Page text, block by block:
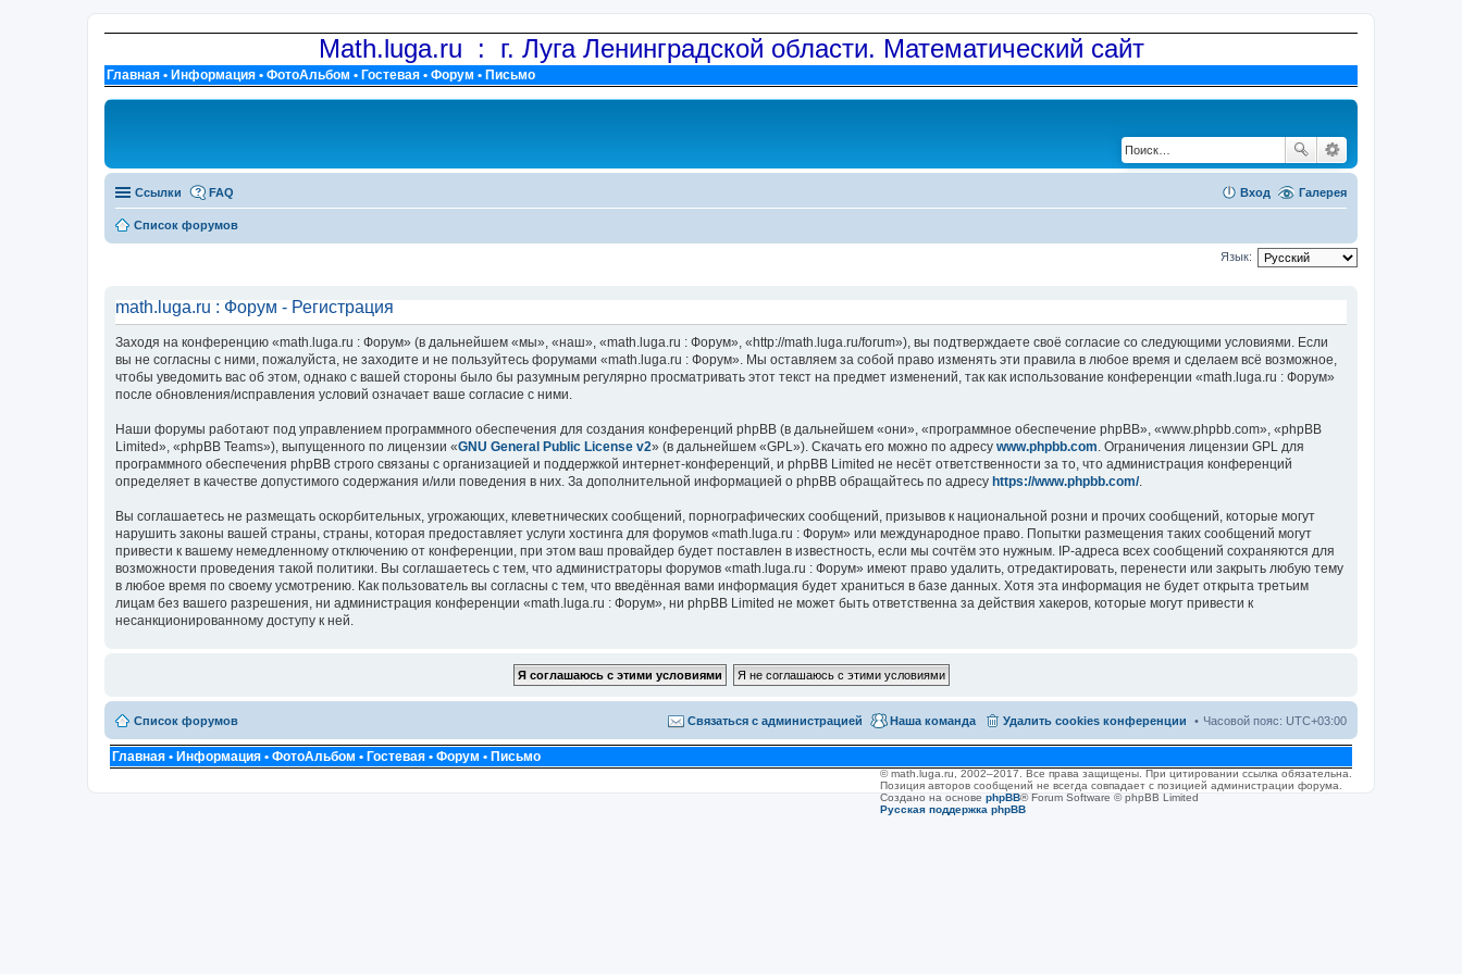
Math.luga.ru : г. Луга Ленинградской области. Математический сайт
Главная • Информация • ФотоАльбом • Гостевая • Форум • Письмо
Ссылки Галерея
FAQ Вход
Список форумов
Язык:
math.luga.ru : Форум - Регистрация
Заходя на конференцию «math.luga.ru : Форум» (в дальнейшем «мы», «наш», «math.luga.ru : Форум», «http://math.luga.ru/forum»), вы подтверждаете своё согласие со следующими условиями. Если
вы не согласны с ними, пожалуйста, не заходите и не пользуйтесь форумами «math.luga.ru : Форум». Мы оставляем за собой право изменять эти правила в любое время и сделаем всё возможное,
чтобы уведомить вас об этом, однако с вашей стороны было бы разумным регулярно просматривать этот текст на предмет изменений, так как использование конференции «math.luga.ru : Форум»
после обновления/исправления условий означает ваше согласие с ними.
Наши форумы работают под управлением программного обеспечения для создания конференций phpBB (в дальнейшем «они», «программное обеспечение phpBB», «www.phpbb.com», «phpBB
Limited», «phpBB Teams»), выпущенного по лицензии «GNU General Public License v2» (в дальнейшем «GPL»). Скачать его можно по адресу www.phpbb.com . Ограничения лицензии GPL для
программного обеспечения phpBB строго связаны с организацией и поддержкой интернет-конференций, и phpBB Limited не несёт ответственности за то, что администрация конференций
определяет в качестве допустимого содержания и/или поведения в них. За дополнительной информацией о phpBB обращайтесь по адресу https://www.phpbb.com/.
Вы соглашаетесь не размещать оскорбительных, угрожающих, клеветнических сообщений, порнографических сообщений, призывов к национальной розни и прочих сообщений, которые могут
нарушить законы вашей страны, страны, которая предоставляет услуги хостинга для форумов «math.luga.ru : Форум» или международное право. Попытки размещения таких сообщений могут
привести к вашему немедленному отключению от конференции, при этом ваш провайдер будет поставлен в известность, если мы сочтём это нужным. IP-адреса всех сообщений сохраняются для
возможности проведения такой политики. Вы соглашаетесь с тем, что администраторы форумов «math.luga.ru : Форум» имеют право удалить, отредактировать, перенести или закрыть любую тему
в любое время по своему усмотрению. Как пользователь вы согласны с тем, что введённая вами информация будет храниться в базе данных. Хотя эта информация не будет открыта третьим
лицам без вашего разрешения, ни администрация конференции «math.luga.ru : Форум», ни phpBB Limited не может быть ответственна за действия хакеров, которые могут привести к
несанкционированному доступу к ней.
Список форумов Часовой пояс: UTC+03:00
Удалить cookies конференции
Наша команда
Связаться с администрацией
Главная • Информация • ФотоАльбом • Гостевая • Форум • Письмо
© math.luga.ru, 2002–2017. Все права защищены. При цитировании ссылка обязательна.
Позиция авторов сообщений не всегда совпадает с позицией администрации форума.
Создано на основе phpBB® Forum Software © phpBB Limited
Русская поддержка phpBB